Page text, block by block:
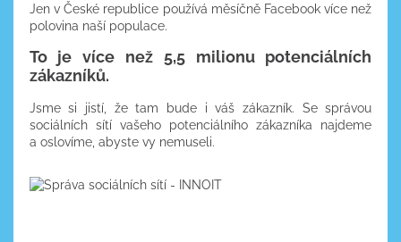
Jen v České republice používá měsíčně Facebook více než
polovina naší populace.
To je více než 5,5 milionu potenciálních
zákazníků.
Jsme si jistí, že tam bude i váš zákazník. Se správou
sociálních sítí vašeho potenciálního zákazníka najdeme
a oslovíme, abyste vy nemuseli.